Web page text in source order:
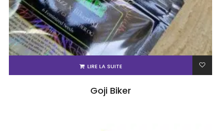
LIRE LA SUITE
Goji Biker